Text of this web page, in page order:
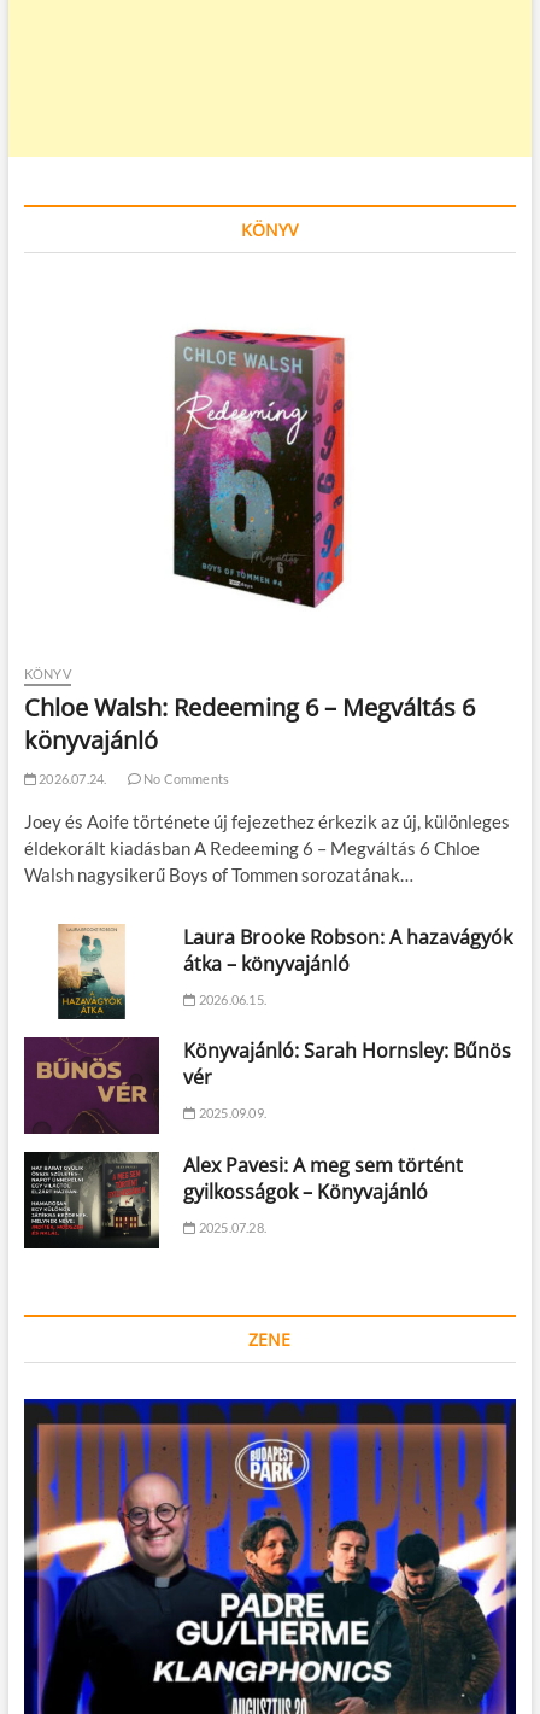
KÖNYV
KÖNYV
Chloe Walsh: Redeeming 6 – Megváltás 6
könyvajánló
2026.07.24. No Comments
Joey és Aoife története új fejezethez érkezik az új, különleges
éldekorált kiadásban A Redeeming 6 – Megváltás 6 Chloe
Walsh nagysikerű Boys of Tommen sorozatának…
Laura Brooke Robson: A hazavágyók
átka – könyvajánló
2026.06.15.
Könyvajánló: Sarah Hornsley: Bűnös
vér
2025.09.09.
Alex Pavesi: A meg sem történt
gyilkosságok – Könyvajánló
2025.07.28.
ZENE